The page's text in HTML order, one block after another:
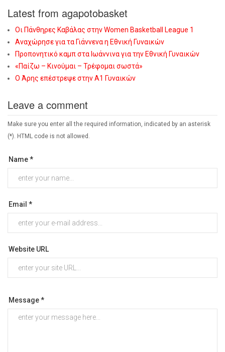
Latest from agapotobasket
Οι Πάνθηρες Καβάλας στην Women Basketball League 1
Αναχώρησε για τα Γιάννενα η Εθνική Γυναικών
Προπονητικό καμπ στα Ιωάννινα για την Εθνική Γυναικών
«Παίζω – Κινούμαι – Τρέφομαι σωστά»
Ο Άρης επέστρεψε στην Α1 Γυναικών
Leave a comment
Make sure you enter all the required information, indicated by an asterisk
(*). HTML code is not allowed.
Name *
Email *
Website URL
Message *